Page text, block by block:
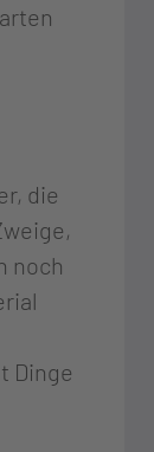
die
noch
Dinge